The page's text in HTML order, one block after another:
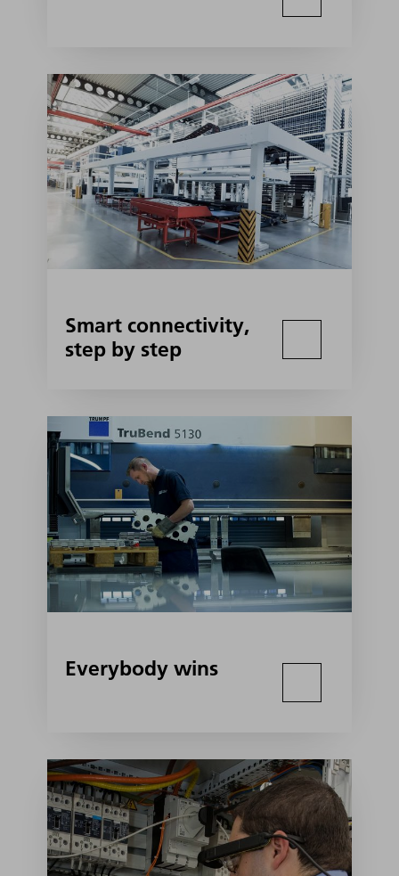
Smart connectivity,
step by step
Everybody wins